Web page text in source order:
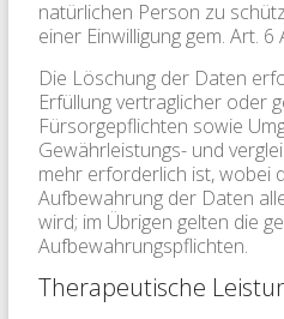
natürlichen Person zu
einer Einwilligung gem. Art. 6
Die Löschung der Daten
Erfüllung vertraglicher oder
Fürsorgepflichten sowie
Gewährleistungs- und
mehr erforderlich ist, wobei
Aufbewahrung der Daten
wird; im Übrigen gelten die
Aufbewahrungspflichten.
Therapeutische